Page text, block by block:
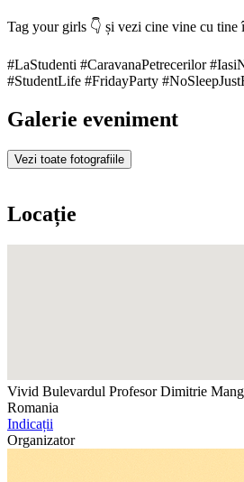
Tag your girls 👇 și vezi cine vine cu tine
#LaStudenti #CaravanaPetrecerilor
#StudentLife #FridayParty
Galerie eveniment
Vezi toate fotografiile
Locație
Vivid Bulevardul Profesor Dimitrie
Romania
Indicații
Organizator